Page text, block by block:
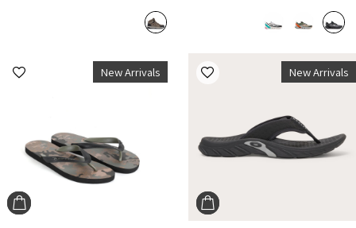
הוספה למועדפים New Arrivals
New Arrivals